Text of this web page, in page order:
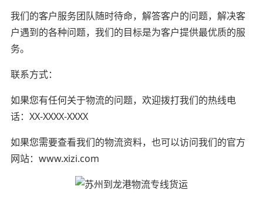
我们的客户服务团队随时待命，解答客户的问题，解决客
户遇到的各种问题，我们的目标是为客户提供最优质的服
务。
联系方式：
如果您有任何关于物流的问题，欢迎拨打我们的热线电
话：XX-XXXX-XXXX
如果您需要查看我们的物流资料，也可以访问我们的官方
网站：www.xizi.com